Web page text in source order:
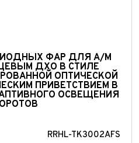
ФАР ДЛЯ А/М
ДХО В СТИЛЕ
ОПТИЧЕСКОЙ
ПРИВЕТСТВИЕМ В
ОСВЕЩЕНИЯ
RRHL-TK3002AFS